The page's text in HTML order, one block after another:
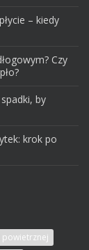
– kiedy
Czy
by
krok po
powietrznej